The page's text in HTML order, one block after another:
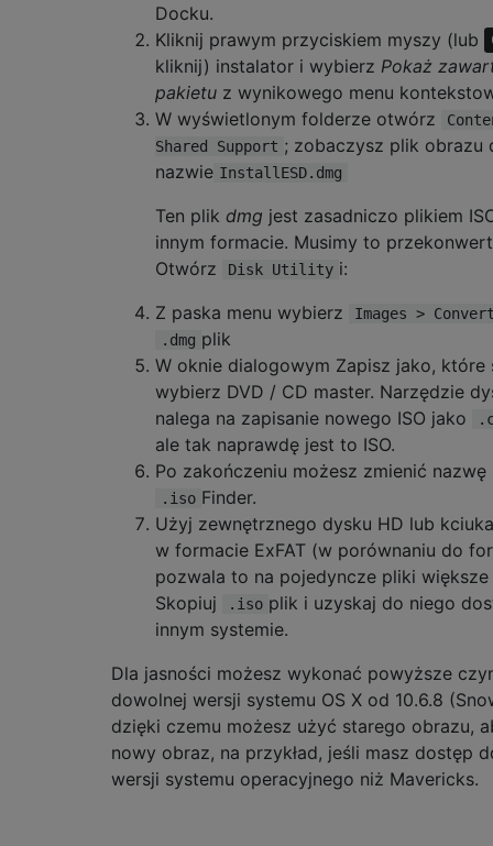
Docku.
Kliknij prawym przyciskiem myszy (lub
kliknij) instalator i wybierz Pokaż
pakietu z wynikowego menu
W wyświetlonym folderze otwórz
Shared Support ; zobaczysz plik obrazu
nazwie InstallESD.dmg
Ten plik dmg jest zasadniczo plikiem
innym formacie. Musimy to
Otwórz
Disk Utility i:
Z paska menu wybierz
Images >
.dmg plik
W oknie dialogowym Zapisz jako, które
wybierz DVD / CD master. Narzędzie
nalega na zapisanie nowego ISO jako
ale tak naprawdę jest to ISO.
Po zakończeniu możesz zmienić nazwę
.iso Finder.
Użyj zewnętrznego dysku HD lub
w formacie ExFAT (w porównaniu do
pozwala to na pojedyncze pliki większe
Skopiuj
.iso plik i uzyskaj do niego
innym systemie.
Dla jasności możesz wykonać powyższe
dowolnej wersji systemu OS X od 10.6.8
dzięki czemu możesz użyć starego obrazu,
nowy obraz, na przykład, jeśli masz dostęp
wersji systemu operacyjnego niż Mavericks.